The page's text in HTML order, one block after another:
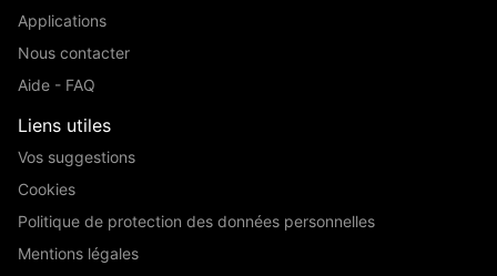
Applications
Nous contacter
Aide - FAQ
Liens utiles
Vos suggestions
Cookies
Politique de protection des données personnelles
Mentions légales